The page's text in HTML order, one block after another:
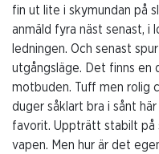
fin ut lite i skymundan på
anmäld fyra näst senast, i
ledningen. Och senast
utgångsläge. Det finns
motbuden. Tuff men rolig
duger såklart bra i sånt
favorit. Uppträtt stabilt på
vapen. Men hur är det